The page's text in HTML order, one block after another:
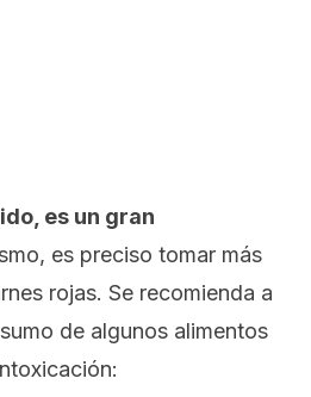
es un gran
es preciso tomar más
rojas. Se recomienda a
de algunos alimentos